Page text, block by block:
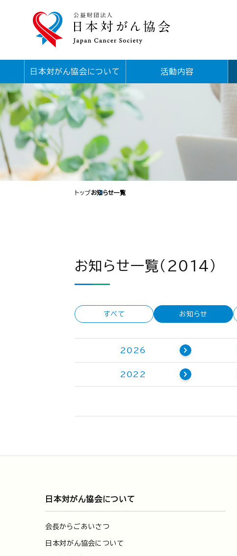
日本対がん協会について 活動内容
トップお知らせ一覧
お知らせ一覧（2014）
すべて お知らせ
2026
2022
日本対がん協会について
会長からごあいさつ
日本対がん協会について